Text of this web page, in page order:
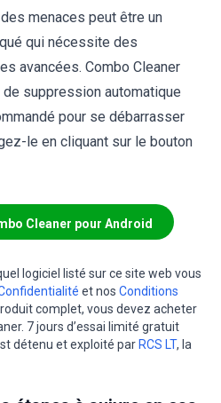
menaces peut être un
qui nécessite des
avancées. Combo Cleaner
suppression automatique
pour se débarrasser
le en cliquant sur le bouton
Cleaner pour Android
logiciel listé sur ce site web vous
et nos Conditions
complet, vous devez acheter
7 jours d’essai limité gratuit
détenu et exploité par RCS LT, la